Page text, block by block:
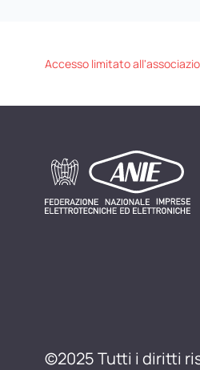
Accesso limitato
©2025 Tutti i diritti